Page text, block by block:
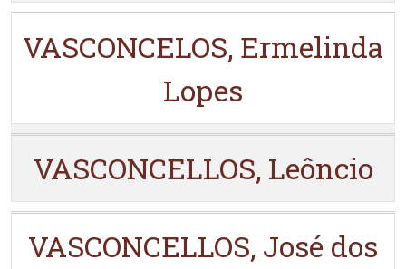
VASCONCELOS, Ermelinda
Lopes
VASCONCELLOS, Leôncio
VASCONCELLOS, José dos